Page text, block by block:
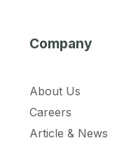
Company
About Us
Careers
Article & News